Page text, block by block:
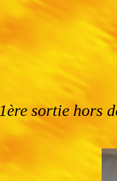
1ère sortie hors